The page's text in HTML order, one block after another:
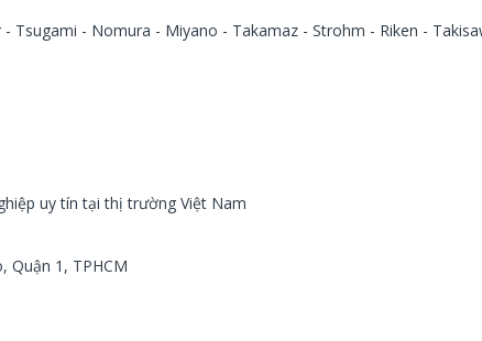
- Nomura - Miyano - Takamaz - Strohm - Riken -
uy tín tại thị trường Việt Nam
Quận 1, TPHCM